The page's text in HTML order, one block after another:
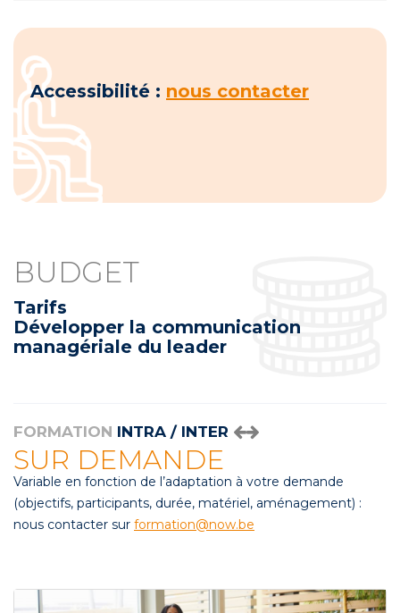
Accessibilité : nous contacter
BUDGET
Tarifs
Développer la communication
managériale du leader
FORMATION INTRA / INTER
SUR DEMANDE
Variable en fonction de l’adaptation à votre demande
(objectifs, participants, durée, matériel, aménagement) :
nous contacter sur formation@now.be